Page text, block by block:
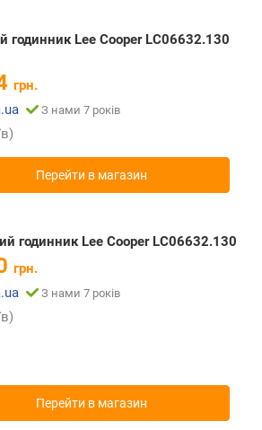
годинник Lee Cooper LC06632.130
грн.
З нами 7 років
Перейти в магазин
годинник Lee Cooper LC06632.130
грн.
З нами 7 років
Перейти в магазин